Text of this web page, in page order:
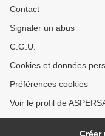
Contact
Signaler un abus
C.G.U.
Cookies et données
Préférences cookies
Voir le profil de
Créer